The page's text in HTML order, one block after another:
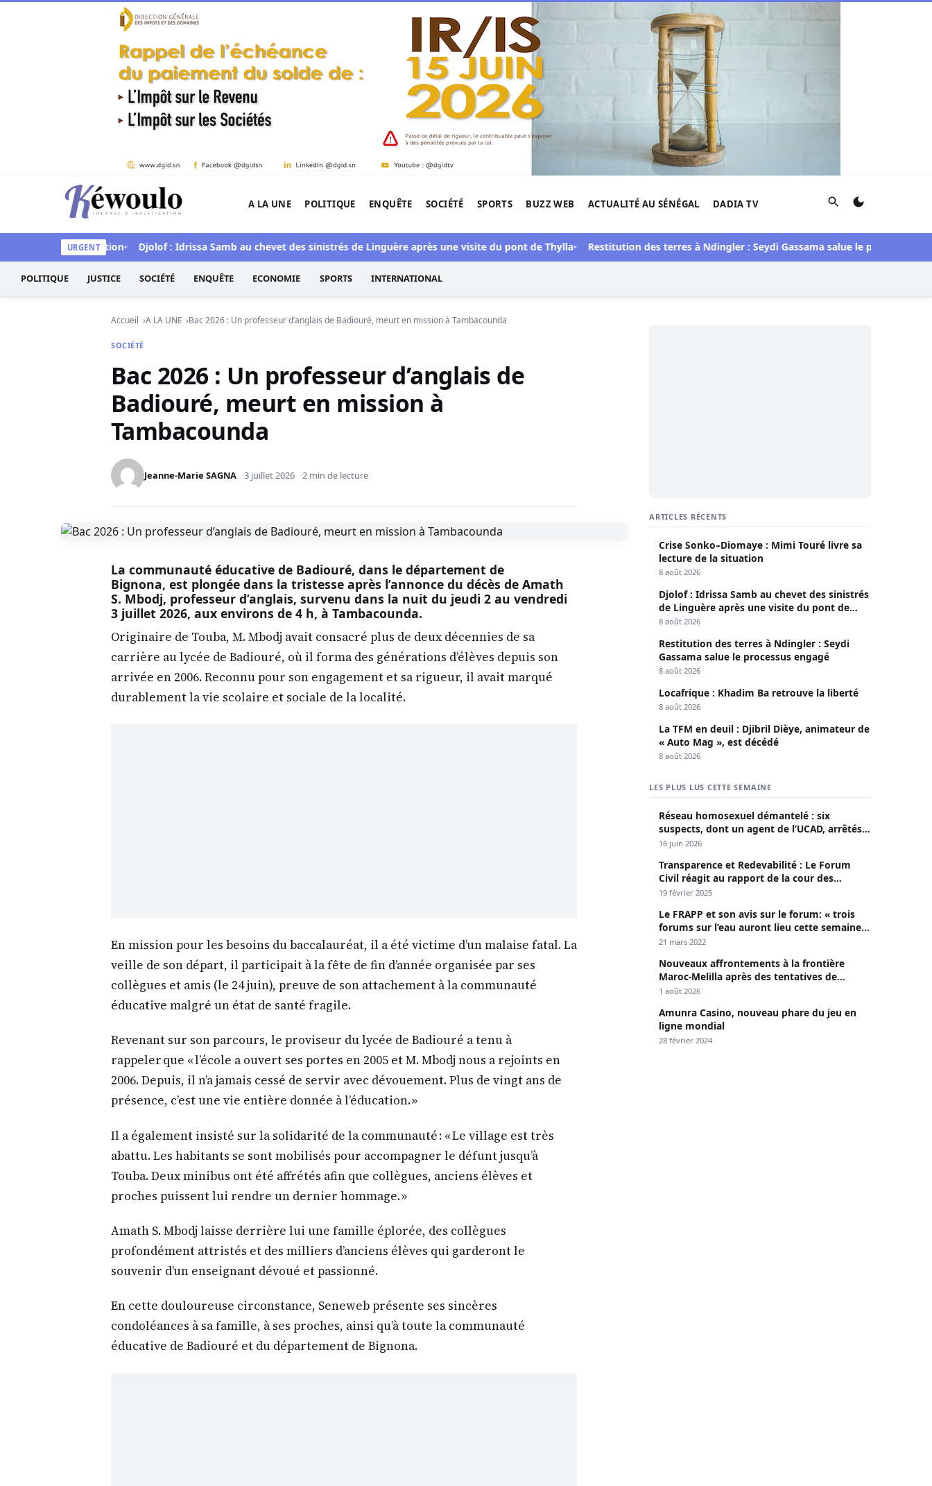
Aller au contenu
Kéwoulo, le premier site d'information et d'investigation de l'Afrique.
A LA UNE POLITIQUE ENQUÊTE SOCIÉTÉ SPORTS BUZZ WEB ACTUALITÉ AU SÉNÉGAL DADIA TV Rechercher
URGENT
de la situation Djolof : Idrissa Samb au chevet des sinistrés de Linguère après une visite du pont de Thylla Restitution des terres à Ndingler : Seydi Gassama salue le processus engagé
POLITIQUE JUSTICE SOCIÉTÉ ENQUÊTE ECONOMIE SPORTS INTERNATIONAL
Accueil A LA UNE Bac 2026 : Un professeur d’anglais de Badiouré, meurt en mission à Tambacounda
SOCIÉTÉ
Bac 2026 : Un professeur d’anglais de
Badiouré, meurt en mission à
Tambacounda
Jeanne-Marie SAGNA 3 juillet 2026 2 min de lecture
La communauté éducative de Badiouré, dans le département de
Bignona, est plongée dans la tristesse après l’annonce du décès de Amath
S. Mbodj, professeur d’anglais, survenu dans la nuit du jeudi 2 au vendredi
3 juillet 2026, aux environs de 4 h, à Tambacounda.
Originaire de Touba, M. Mbodj avait consacré plus de deux décennies de sa
carrière au lycée de Badiouré, où il forma des générations d’élèves depuis son
arrivée en 2006. Reconnu pour son engagement et sa rigueur, il avait marqué
durablement la vie scolaire et sociale de la localité.
En mission pour les besoins du baccalauréat, il a été victime d’un malaise fatal. La
veille de son départ, il participait à la fête de fin d’année organisée par ses
collègues et amis (le 24 juin), preuve de son attachement à la communauté
éducative malgré un état de santé fragile.
Revenant sur son parcours, le proviseur du lycée de Badiouré a tenu à
rappeler que « l’école a ouvert ses portes en 2005 et M. Mbodj nous a rejoints en
2006. Depuis, il n’a jamais cessé de servir avec dévouement. Plus de vingt ans de
présence, c’est une vie entière donnée à l’éducation. »
Il a également insisté sur la solidarité de la communauté : « Le village est très
abattu. Les habitants se sont mobilisés pour accompagner le défunt jusqu’à
Touba. Deux minibus ont été affrétés afin que collègues, anciens élèves et
proches puissent lui rendre un dernier hommage. »
Amath S. Mbodj laisse derrière lui une famille éplorée, des collègues
profondément attristés et des milliers d’anciens élèves qui garderont le
souvenir d’un enseignant dévoué et passionné.
En cette douloureuse circonstance, Seneweb présente ses sincères
condoléances à sa famille, à ses proches, ainsi qu’à toute la communauté
éducative de Badiouré et du département de Bignona.
ARTICLES RÉCENTS
Crise Sonko–Diomaye : Mimi Touré livre sa
lecture de la situation
8 août 2026
Djolof : Idrissa Samb au chevet des sinistrés
de Linguère après une visite du pont de
Thylla
8 août 2026
Restitution des terres à Ndingler : Seydi
Gassama salue le processus engagé
8 août 2026
Locafrique : Khadim Ba retrouve la liberté
8 août 2026
La TFM en deuil : Djibril Dièye, animateur de
« Auto Mag », est décédé
8 août 2026
LES PLUS LUS CETTE SEMAINE
Réseau homosexuel démantelé : six
suspects, dont un agent de l’UCAD, arrêtés à
Keur Massar ; l’un avoue avoir propagé le
16 juin 2026
Transparence et Redevabilité : Le Forum
Civil réagit au rapport de la cour des
comptes
19 février 2025
Le FRAPP et son avis sur le forum: « trois
forums sur l’eau auront lieu cette semaine à
Dakar »
21 mars 2022
Nouveaux affrontements à la frontière
Maroc-Melilla après des tentatives de
passage
1 août 2026
Amunra Casino, nouveau phare du jeu en
ligne mondial
28 février 2024